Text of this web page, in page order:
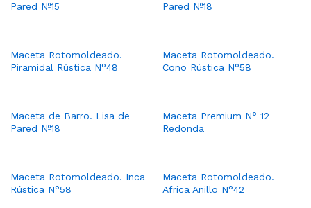
Pared Nº15
Pared Nº18
Maceta Rotomoldeado.
Piramidal Rústica N°48
Maceta Rotomoldeado.
Cono Rústica N°58
Maceta de Barro. Lisa de
Pared Nº18
Maceta Premium N° 12
Redonda
Maceta Rotomoldeado. Inca
Rústica N°58
Maceta Rotomoldeado.
Africa Anillo N°42